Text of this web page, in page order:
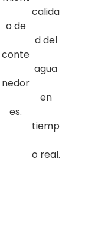
o de
conte
nedor
es.
calida
d del
agua
en
tiemp
o real.